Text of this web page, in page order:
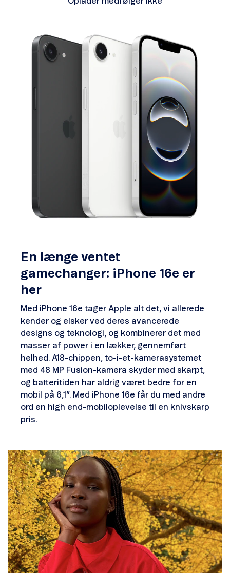
En længe ventet
gamechanger: iPhone 16e er
her
Med iPhone 16e tager Apple alt det, vi allerede
kender og elsker ved deres avancerede
designs og teknologi, og kombinerer det med
masser af power i en lækker, gennemført
helhed. A18-chippen, to-i-et-kamerasystemet
med 48 MP Fusion-kamera skyder med skarpt,
og batteritiden har aldrig været bedre for en
mobil på 6,1”. Med iPhone 16e får du med andre
ord en high end-mobiloplevelse til en knivskarp
pris.